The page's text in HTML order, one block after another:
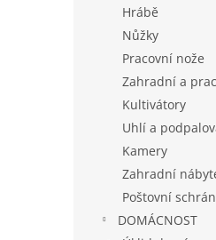
Hrábě
Nůžky
Pracovní nože
Zahradní a
Kultivátory
Uhlí a
Kamery
Zahradní
Poštovní
DOMÁCNOST